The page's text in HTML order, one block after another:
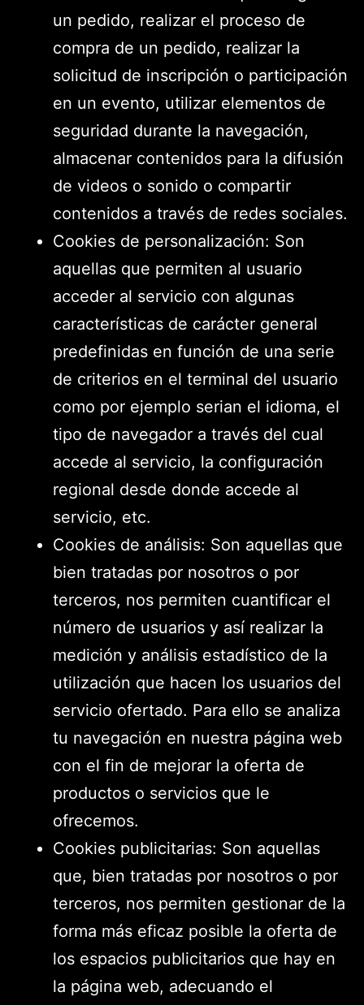
un pedido, realizar el proceso de
compra de un pedido, realizar la
solicitud de inscripción o participación
en un evento, utilizar elementos de
seguridad durante la navegación,
almacenar contenidos para la difusión
de videos o sonido o compartir
contenidos a través de redes sociales.
Cookies de personalización: Son
aquellas que permiten al usuario
acceder al servicio con algunas
características de carácter general
predefinidas en función de una serie
de criterios en el terminal del usuario
como por ejemplo serian el idioma, el
tipo de navegador a través del cual
accede al servicio, la configuración
regional desde donde accede al
servicio, etc.
Cookies de análisis: Son aquellas que
bien tratadas por nosotros o por
terceros, nos permiten cuantificar el
número de usuarios y así realizar la
medición y análisis estadístico de la
utilización que hacen los usuarios del
servicio ofertado. Para ello se analiza
tu navegación en nuestra página web
con el fin de mejorar la oferta de
productos o servicios que le
ofrecemos.
Cookies publicitarias: Son aquellas
que, bien tratadas por nosotros o por
terceros, nos permiten gestionar de la
forma más eficaz posible la oferta de
los espacios publicitarios que hay en
la página web, adecuando el